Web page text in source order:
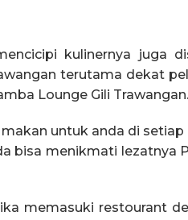
kulinernya
terutama dekat
Lounge Gili Trawangan.
untuk anda di
bisa menikmati lezatnya
memasuki restourant